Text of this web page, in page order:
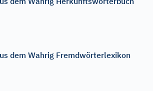
dem Wahrig Fremdwörterlexikon